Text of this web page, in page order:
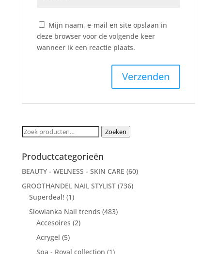
Mijn naam, e-mail en site opslaan in
deze browser voor de volgende keer
wanneer ik een reactie plaats.
Zoeken
Zoeken
Productcategorieën
BEAUTY - WELNESS - SKIN CARE (60)
GROOTHANDEL NAIL STYLIST (736)
Superdeal! (1)
Slowianka Nail trends (483)
Accesoires (2)
Acrygel (5)
Spa - Royal collection (1)